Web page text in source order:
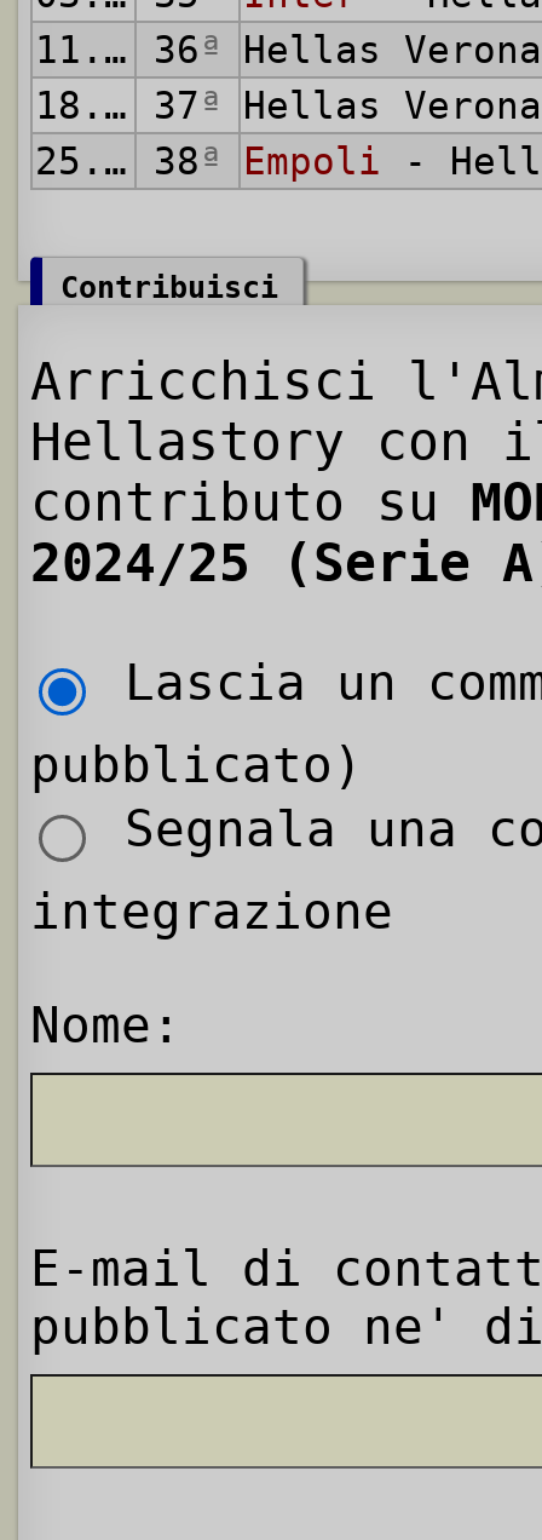
11.05.2025
36ª
Hellas
18.05.2025
37ª
Hellas
25.05.2025
38ª Empoli -
Contribuisci
Arricchisci
Hellastory con
contributo su
2024/25 (Serie
Lascia un
pubblicato)
Segnala una
integrazione
Nome:
E-mail di
pubblicato ne'